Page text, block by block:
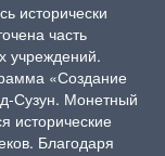
исторически
часть
учреждений.
«Создание
Сузун. Монетный
исторические
Благодаря